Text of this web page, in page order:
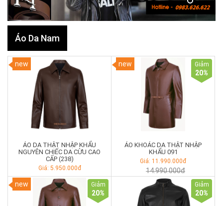
Áo Da Nam
new
ÁO DA THẬT NHẬP KHẨU
NGUYÊN CHIẾC DA CỪU CAO
CẤP (238)
Giá: 5.950.000đ
new Giảm
20%
ÁO KHOÁC DA THẬT NHẬP
KHẨU 091
Giá: 11.990.000đ
14.990.000đ
new
Giảm
20%
Giảm
20%